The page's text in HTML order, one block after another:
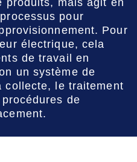
produits, mais agit en
pour
Pour
électrique, cela
de travail en
un système de
collecte, le traitement
de